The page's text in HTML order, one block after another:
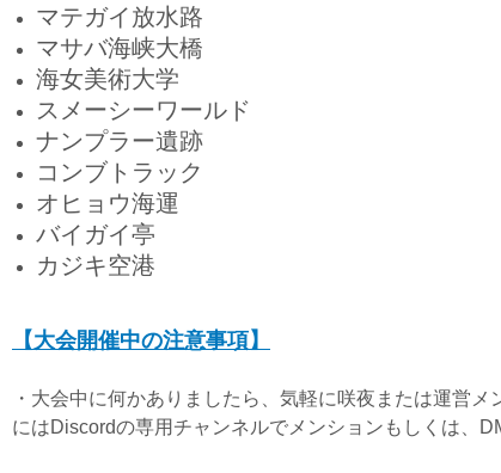
マテガイ放水路
マサバ海峡大橋
海女美術大学
スメーシーワールド
ナンプラー遺跡
コンブトラック
オヒョウ海運
バイガイ亭
カジキ空港
【大会開催中の注意事項】
・大会中に何かありましたら、気軽に咲夜または運営
にはDiscordの専用チャンネルでメンションもしくは、